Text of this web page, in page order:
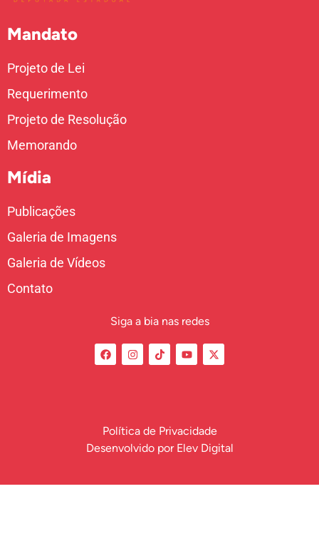
Mandato
Projeto de Lei
Requerimento
Projeto de Resolução
Memorando
Mídia
Publicações
Galeria de Imagens
Galeria de Vídeos
Contato
Siga a bia nas redes
Política de Privacidade
Desenvolvido por Elev Digital